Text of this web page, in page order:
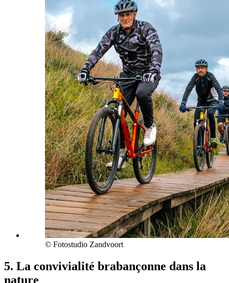
© Fotostudio Zandvoort
5. La convivialité brabançonne dans la
nature